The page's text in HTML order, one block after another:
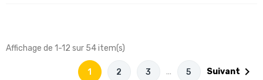
Affichage de 1-12 sur 54 item(s)
1 2 3 … 5 Suivant 